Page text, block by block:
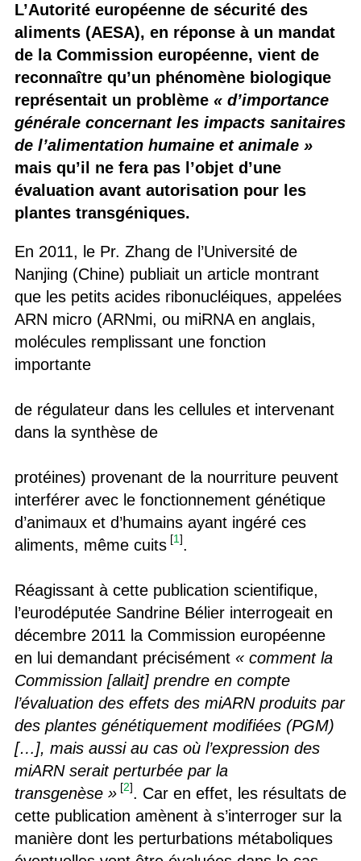
L’Autorité européenne de sécurité des
aliments (AESA), en réponse à un mandat
de la Commission européenne, vient de
reconnaître qu’un phénomène biologique
représentait un problème « d’importance
générale concernant les impacts sanitaires
de l’alimentation humaine et animale »
mais qu’il ne fera pas l’objet d’une
évaluation avant autorisation pour les
plantes transgéniques.
En 2011, le Pr. Zhang de l’Université de
Nanjing (Chine) publiait un article montrant
que les petits acides ribonucléiques, appelées
ARN micro (ARNmi, ou miRNA en anglais,
molécules remplissant une fonction
importante
de régulateur dans les cellules et intervenant
dans la synthèse de
protéines) provenant de la nourriture peuvent
interférer avec le fonctionnement génétique
d’animaux et d’humains ayant ingéré ces
aliments, même cuits [1].
Réagissant à cette publication scientifique,
l’eurodéputée Sandrine Bélier interrogeait en
décembre 2011 la Commission européenne
en lui demandant précisément « comment la
Commission [allait] prendre en compte
l’évaluation des effets des miARN produits par
des plantes génétiquement modifiées (PGM)
[…], mais aussi au cas où l’expression des
miARN serait perturbée par la
transgenèse » [2]. Car en effet, les résultats de
cette publication amènent à s’interroger sur la
manière dont les perturbations métaboliques